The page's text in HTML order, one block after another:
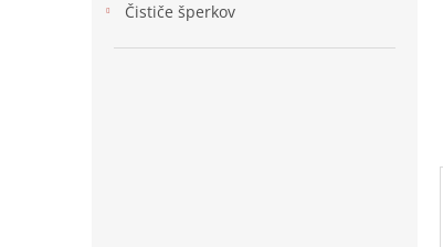
Čističe šperkov